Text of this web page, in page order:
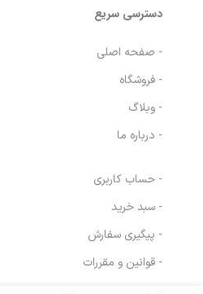
دسترسی سریع
- صفحه اصلی
- فروشگاه
- وبلاگ
- درباره ما
- حساب کاربری
- سبد خرید
- پیگیری سفارش
- قوانین و مقررات